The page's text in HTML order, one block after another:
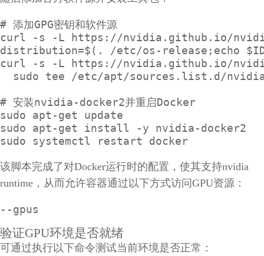
# 添加GPG密钥和软件源
curl -s -L https://nvidia.github.io/
distribution=$(. /etc/os-release;echo
curl -s -L https://nvidia.github.io/
sudo tee /etc/apt/sources.list.d/
# 安装nvidia-docker2并重启Docker
sudo apt-get update
sudo apt-get install -y nvidia-docker2
sudo systemctl restart docker
该脚本完成了对Docker运行时的配置，使其支持nvidia
runtime，从而允许容器通过以下方式访问GPU资源：
--gpus
验证GPU环境是否就绪
可通过执行以下命令测试当前环境是否正常：